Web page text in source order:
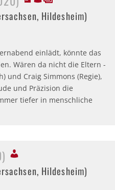
Hildesheim)
einlädt, könnte das
Wären da nicht die Eltern -
und Craig Simmons (Regie),
und Präzision die
tiefer in menschliche
Hildesheim)